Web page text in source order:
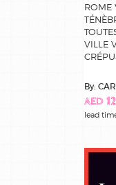
ROME
VILLE
By:
AED
lead